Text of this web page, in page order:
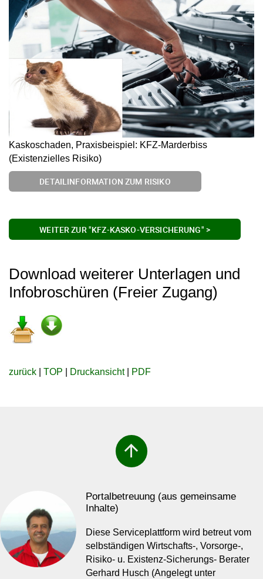
Kaskoschaden, Praxisbeispiel: KFZ-Marderbiss
(Existenzielles Risiko)
DETAILINFORMATION ZUM RISIKO
WEITER ZUR "KFZ-KASKO-VERSICHERUNG" >
Download weiterer Unterlagen und
Infobroschüren (Freier Zugang)
zurück TOP Druckansicht| PDF
arrow_upward
Portalbetreuung (aus gemeinsame
Inhalte)
Diese Serviceplattform wird betreut vom
selbständigen Wirtschafts-, Vorsorge-,
Risiko- u. Existenz-Sicherungs- Berater
Gerhard Husch (Angelegt unter